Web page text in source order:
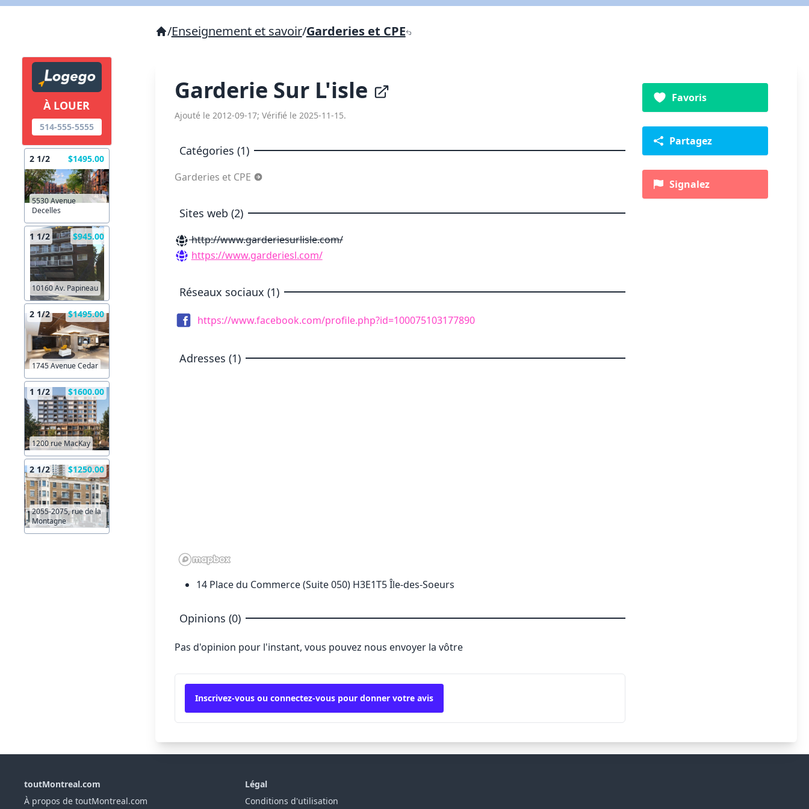
À LOUER
514-555-5555
2 1/2 $1495.00
5530 Avenue
Decelles
1 1/2 $945.00
10160 Av. Papineau
2 1/2 $1495.00
1745 Avenue Cedar
1 1/2 $1600.00
1200 rue MacKay
2 1/2 $1250.00
2055-2075, rue de la
Montagne
/Enseignement et savoir/Garderies et CPE
Garderie Sur L'isle
Ajouté le 2012-09-17; Vérifié le 2025-11-15.
Catégories (1)
Garderies et CPE
Sites web (2)
http://www.garderiesurlisle.com/
https://www.garderiesl.com/
Réseaux sociaux (1)
https://www.facebook.com/profile.php?id=100075103177890
Adresses (1)
14 Place du Commerce (Suite 050) H3E1T5 Île-des-Soeurs
Opinions (0)
Pas d'opinion pour l'instant, vous pouvez nous envoyer la vôtre
Inscrivez-vous ou connectez-vous pour donner votre avis
Favoris
Partagez
Signalez
toutMontreal.com
À propos de toutMontreal.com
Légal
Conditions d'utilisation